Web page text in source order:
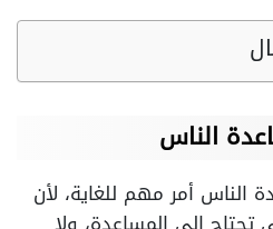
الناس
الناس أمر مهم للغاية، لأن